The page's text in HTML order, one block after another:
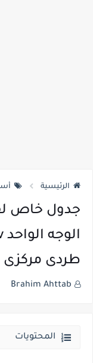
الرئيسية
جدول خاص
طردى مركزى
Brahim Ahttab
المحتويات